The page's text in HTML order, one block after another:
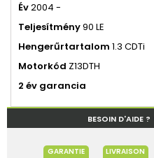
Év2004 -
Teljesítmény90 LE
Hengerűrtartalom 1.3 CDTi
Motorkód Z13DTH
2 év garancia
BESOIN D'AIDE ?
GARANTIE LIVRAISON